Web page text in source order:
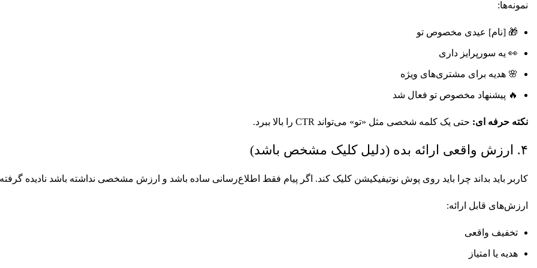
نمونه‌ها:
🎁 [نام] عیدی مخصوص تو
👀 یه سورپرایز داری
🌸 هدیه برای مشتری‌های ویژه
🔥 پیشنهاد مخصوص تو فعال شد
نکته حرفه ای: حتی یک کلمه شخصی مثل «تو» می‌تواند CTR را بالا ببرد.
۴. ارزش واقعی ارائه بده (دلیل کلیک مشخص باشد)
کاربر باید بداند چرا باید روی پوش نوتیفیکیشن کلیک کند. اگر پیام فقط اطلاع‌رسانی ساده باشد و ارزش مشخصی نداشته باشد نادیده
ارزش‌های قابل ارائه:
تخفیف واقعی
هدیه یا امتیاز